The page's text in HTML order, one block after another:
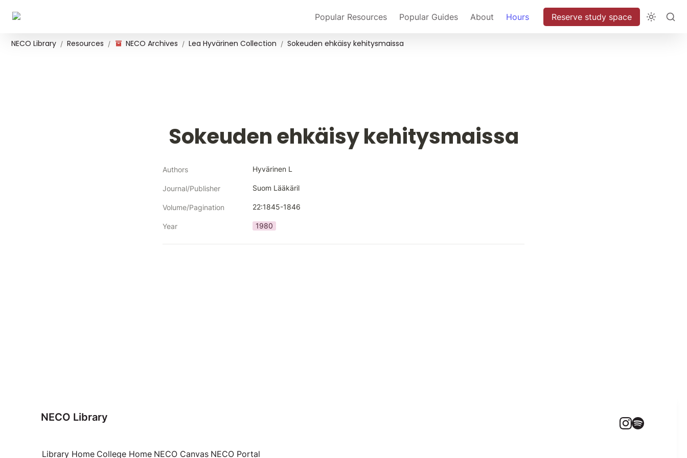
Popular Resources Popular Guides About Hours Reserve study space
NECO Library / Resources / NECO Archives / Lea Hyvärinen Collection / Sokeuden ehkäisy kehitysmaissa
Sokeuden ehkäisy kehitysmaissa
Authors Hyvärinen L
Journal/Publisher Suom Lääkäril
Volume/Pagination 22:1845-1846
Year 1980
NECO Library
Library Home College Home NECO Canvas NECO Portal